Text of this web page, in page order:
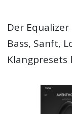
Der
Bass, Sanft,
Klangpresets